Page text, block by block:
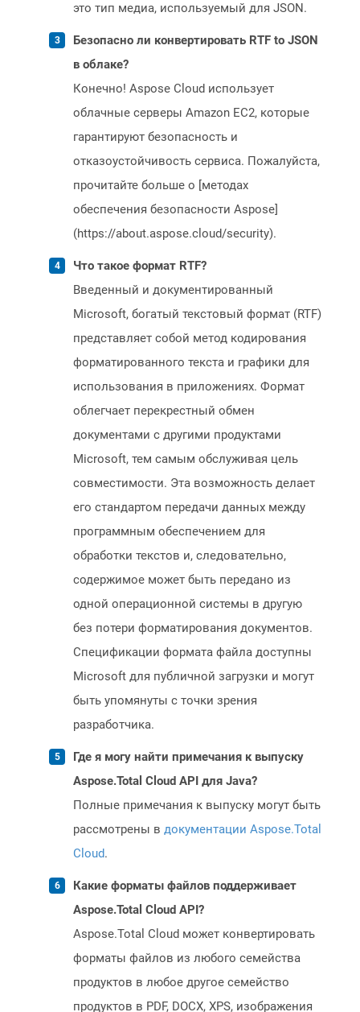
это тип медиа, используемый для JSON.
Безопасно ли конвертировать RTF to JSON
в облаке?
Конечно! Aspose Cloud использует
облачные серверы Amazon EC2, которые
гарантируют безопасность и
отказоустойчивость сервиса. Пожалуйста,
прочитайте больше о [методах
обеспечения безопасности Aspose]
(https://about.aspose.cloud/security).
Что такое формат RTF?
Введенный и документированный
Microsoft, богатый текстовый формат (RTF)
представляет собой метод кодирования
форматированного текста и графики для
использования в приложениях. Формат
облегчает перекрестный обмен
документами с другими продуктами
Microsoft, тем самым обслуживая цель
совместимости. Эта возможность делает
его стандартом передачи данных между
программным обеспечением для
обработки текстов и, следовательно,
содержимое может быть передано из
одной операционной системы в другую
без потери форматирования документов.
Спецификации формата файла доступны
Microsoft для публичной загрузки и могут
быть упомянуты с точки зрения
разработчика.
Где я могу найти примечания к выпуску
Aspose.Total Cloud API для Java?
Полные примечания к выпуску могут быть
рассмотрены в документации Aspose.Total
Cloud.
Какие форматы файлов поддерживает
Aspose.Total Cloud API?
Aspose.Total Cloud может конвертировать
форматы файлов из любого семейства
продуктов в любое другое семейство
продуктов в PDF, DOCX, XPS, изображения